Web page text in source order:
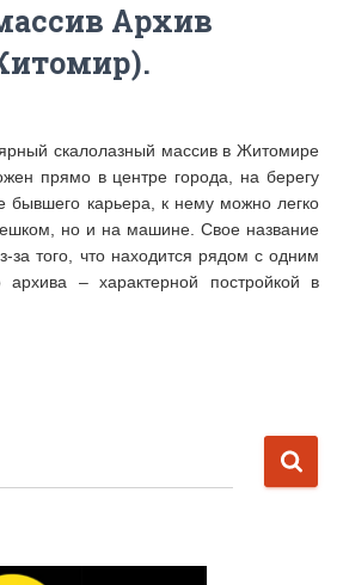
Архив
скалолазный массив в Житомире
прямо в центре города, на берегу
бывшего карьера, к нему можно легко
но и на машине. Свое название
за того, что находится рядом с одним
архива – характерной постройкой в